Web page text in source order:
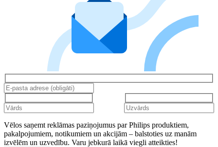
Vēlos saņemt reklāmas paziņojumus par Philips produktiem,
pakalpojumiem, notikumiem un akcijām – balstoties uz manām
izvēlēm un uzvedību. Varu jebkurā laikā viegli atteikties!